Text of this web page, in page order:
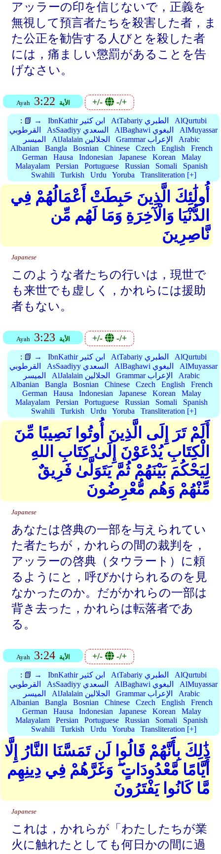
アッラーの印を信じないで，正義を
無視して預言者たちを殺害した者，ま
た公正を勧告する人びとを殺した者
には，痛ましい懲罰があることを告
げなさい。
Ayah 3:22 الأية +/- -/+
: 📗 → IbnKathir ابن كثير AtTabariy الطبري
AlQurtubi
القرطوبي
AsSaadiyy السعدي AlBaghawi البغوي
AlMuyassar
الميسر
AlJalalain الجلالين Grammar الإعراب
Arabic
Albanian
Bangla Bosnian Chinese Czech English
French
German
Hausa Indonesian Japanese Korean
Malay
Malayalam
Persian Portuguese Russian Somali
Spanish
Swahili
Turkish Urdu Yoruba Transliteration [+]
أُولَٰئِكَ الَّذِينَ حَبِطَتْ أَعْمَالُهُمْ فِي
الدُّنْيَا وَالْآخِرَةِ وَمَا لَهُم مِّن
نَّاصِرِينَ
Japanese
このような者たちの行いは，現世で
も来世でも虚しく，かれらには援助
者もない。
Ayah 3:23 الأية +/- -/+
: 📗 → IbnKathir ابن كثير AtTabariy الطبري
AlQurtubi
القرطوبي
AsSaadiyy السعدي AlBaghawi البغوي
AlMuyassar
الميسر
AlJalalain الجلالين Grammar الإعراب
Arabic
Albanian
Bangla Bosnian Chinese Czech English
French
German
Hausa Indonesian Japanese Korean
Malay
Malayalam
Persian Portuguese Russian Somali
Spanish
Swahili
Turkish Urdu Yoruba Transliteration [+]
أَلَمْ تَرَ إِلَى الَّذِينَ أُوتُوا نَصِيبًا مِّنَ
الْكِتَابِ يُدْعَوْنَ إِلَىٰ كِتَابِ اللهِ
لِيَحْكُمَ بَيْنَهُمْ ثُمَّ يَتَوَلَّىٰ فَرِيقٌ
مِّنْهُمْ وَهُم مُّعْرِضُونَ
Japanese
あなたは啓典の一部を与えられてい
た者たちが，かれらの間の裁判を，
アッラーの啓典（タウラート）に頼
るようにと，呼びかけられるのを見
なかったのか。だがかれらの一部は
背き去った，かれらは転落者であ
る。
Ayah 3:24 الأية +/- -/+
: 📗 → IbnKathir ابن كثير AtTabariy الطبري
AlQurtubi
القرطوبي
AsSaadiyy السعدي AlBaghawi البغوي
AlMuyassar
الميسر
AlJalalain الجلالين Grammar الإعراب
Arabic
Albanian
Bangla Bosnian Chinese Czech English
French
German
Hausa Indonesian Japanese Korean
Malay
Malayalam
Persian Portuguese Russian Somali
Spanish
Swahili
Turkish Urdu Yoruba Transliteration [+]
ذَٰلِكَ بِأَنَّهُمْ قَالُوا لَن تَمَسَّنَا النَّارُ إِلَّا
أَيَّامًا مَّعْدُودَاتٍ ۖ وَغَرَّهُمْ فِي دِينِهِم
مَّا كَانُوا يَفْتَرُونَ
Japanese
これは，かれらが「わたしたちが業
火に触れたとしても何日かの間に過